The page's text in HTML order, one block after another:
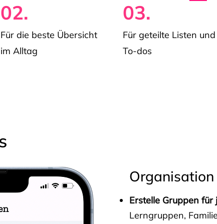
02.
Für die beste Übersicht
im Alltag
03.
Für geteilte Listen und
To-dos
Erstelle Gruppen für
Lerngruppen,